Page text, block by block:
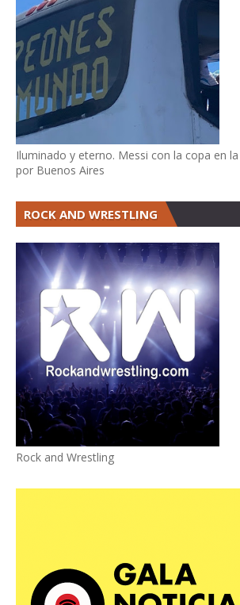
Iluminado y eterno. Messi con la copa en
por Buenos Aires
ROCK AND WRESTLING
Rock and Wrestling